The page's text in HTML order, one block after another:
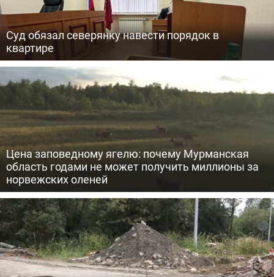
Суд обязал северянку навести порядок в
квартире
Цена заповедному ягелю: почему Мурманская
область годами не может получить миллионы за
норвежских оленей